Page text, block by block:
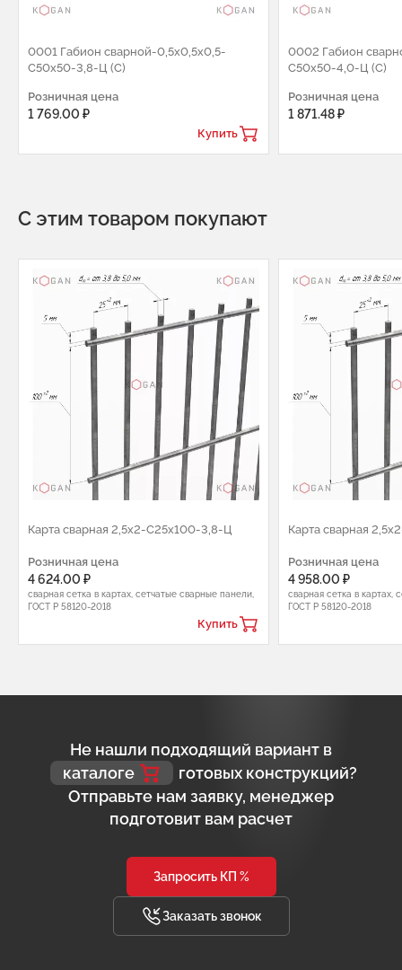
0001 Габион сварной-0,5х0,5х0,5-
С50х50-3,8-Ц (С)
Розничная цена
1 769.00 ₽
Купить
0002 Габион
С50х50-4,0-Ц (С)
Розничная цена
1 871.48 ₽
С этим товаром покупают
Карта сварная 2,5х2-С25х100-3,8-Ц
Розничная цена
4 624.00 ₽
сварная сетка в картах, сетчатые сварные панели,
ГОСТ Р 58120-2018
Купить
Карта сварная
Розничная цена
4 958.00 ₽
сварная сетка в картах,
ГОСТ Р 58120-2018
Не нашли подходящий вариант в
каталоге
готовых конструкций?
Отправьте нам заявку, менеджер
подготовит вам расчет
Запросить КП %
Заказать звонок